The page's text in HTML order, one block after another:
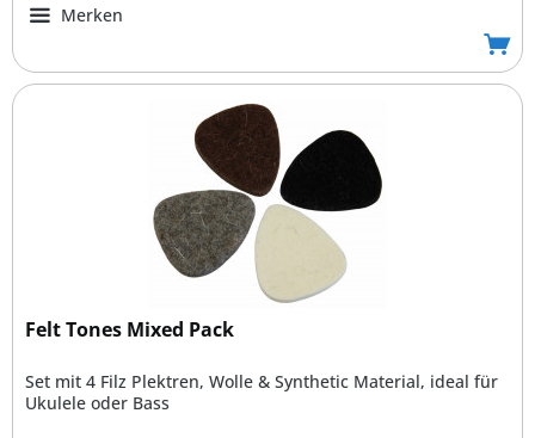
Merken
Felt Tones Mixed Pack
Set mit 4 Filz Plektren, Wolle & Synthetic Material, ideal für
Ukulele oder Bass